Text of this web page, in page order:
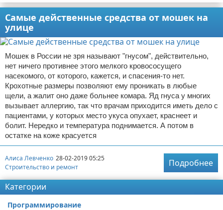
Самые действенные средства от мошек на
улице
Мошек в России не зря называют "гнусом", действительно,
нет ничего противнее этого мелкого кровососущего
насекомого, от которого, кажется, и спасения-то нет.
Крохотные размеры позволяют ему проникать в любые
щели, а жалит оно даже больнее комара. Яд гнуса у многих
вызывает аллергию, так что врачам приходится иметь дело с
пациентами, у которых место укуса опухает, краснеет и
болит. Нередко и температура поднимается. А потом в
остатке на коже красуется
Алиса Левченко 28-02-2019 05:25
Строительство и ремонт
Подробнее
Категории
Программирование